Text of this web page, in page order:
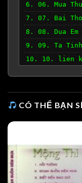
6. 06. Mua
7. 07. Bai Tho
8. 08. Dua Em
9. 09. Ta
10. 10. lien
CÓ THỂ BẠN